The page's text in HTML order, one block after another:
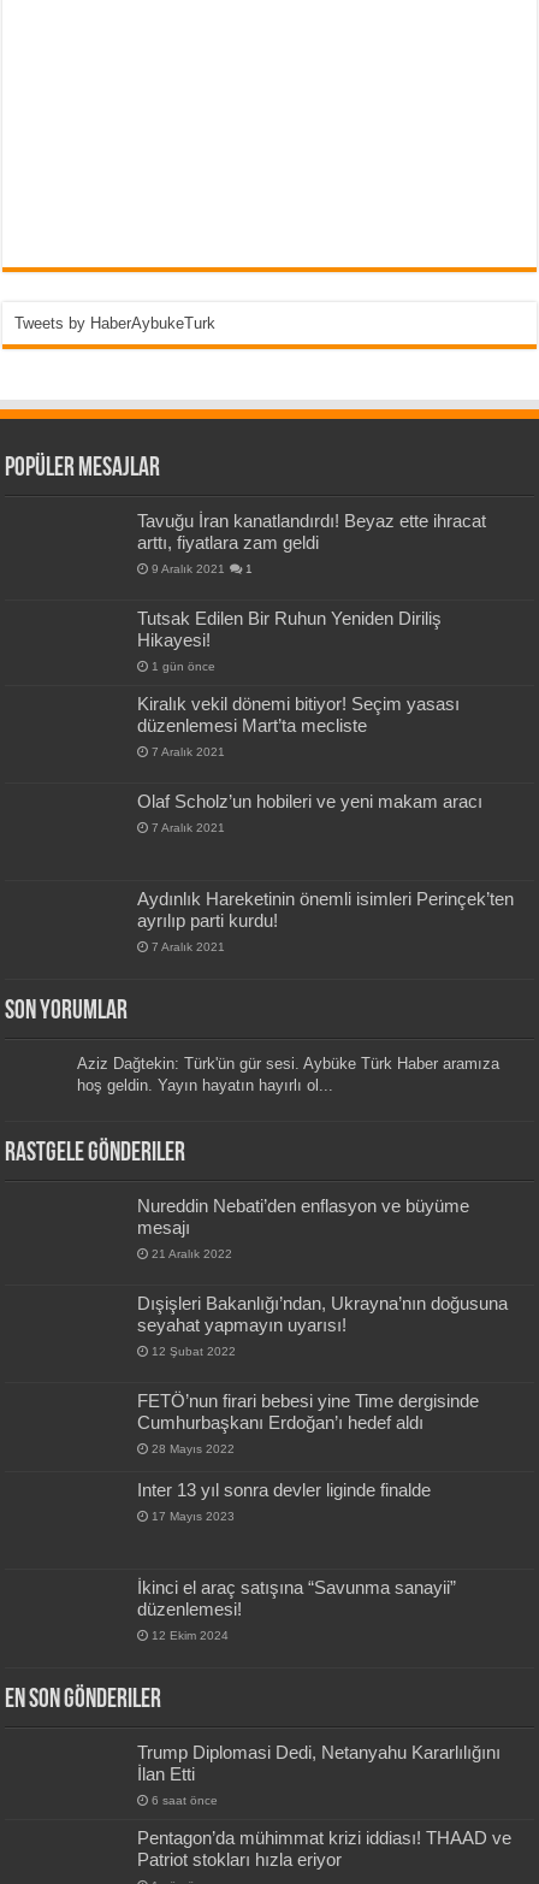
Tweets by HaberAybukeTurk
Popüler Mesajlar
Tavuğu İran kanatlandırdı! Beyaz ette ihracat
arttı, fiyatlara zam geldi
9 Aralık 2021 1
Tutsak Edilen Bir Ruhun Yeniden Diriliş
Hikayesi!
1 gün önce
Kiralık vekil dönemi bitiyor! Seçim yasası
düzenlemesi Mart’ta mecliste
7 Aralık 2021
Olaf Scholz’un hobileri ve yeni makam aracı
7 Aralık 2021
Aydınlık Hareketinin önemli isimleri Perinçek’ten
ayrılıp parti kurdu!
7 Aralık 2021
Son Yorumlar
Aziz Dağtekin: Türk'ün gür sesi. Aybüke Türk Haber aramıza
hoş geldin. Yayın hayatın hayırlı ol...
Rastgele Gönderiler
Nureddin Nebati’den enflasyon ve büyüme
mesajı
21 Aralık 2022
Dışişleri Bakanlığı’ndan, Ukrayna’nın doğusuna
seyahat yapmayın uyarısı!
12 Şubat 2022
FETÖ’nun firari bebesi yine Time dergisinde
Cumhurbaşkanı Erdoğan’ı hedef aldı
28 Mayıs 2022
Inter 13 yıl sonra devler liginde finalde
17 Mayıs 2023
İkinci el araç satışına “Savunma sanayii”
düzenlemesi!
12 Ekim 2024
En Son Gönderiler
Trump Diplomasi Dedi, Netanyahu Kararlılığını
İlan Etti
6 saat önce
Pentagon’da mühimmat krizi iddiası! THAAD ve
Patriot stokları hızla eriyor